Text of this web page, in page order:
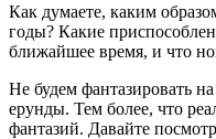
Как думаете, каким
годы? Какие
ближайшее время, и что
Не будем фантазировать
ерунды. Тем более, что
фантазий. Давайте